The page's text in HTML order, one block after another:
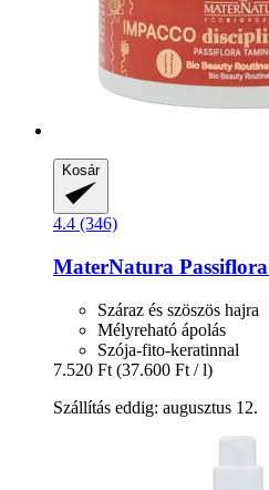
Kosár
4.4 (346)
MaterNatura
Száraz és szöszös hajra
Mélyreható ápolás
Szója-fito-keratinnal
7.520 Ft (37.600 Ft / l)
Szállítás eddig: augusztus 12.